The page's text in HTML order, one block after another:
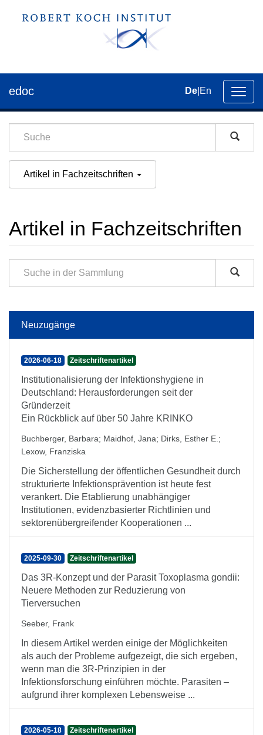
der
edoc De En
Artikel in Fachzeitschriften
Artikel in Fachzeitschriften
Neuzugänge
2026-06-18 Zeitschriftenartikel
Institutionalisierung der Infektionshygiene in
Deutschland: Herausforderungen seit der
Gründerzeit
Ein Rückblick auf über 50 Jahre KRINKO
Buchberger, Barbara; Maidhof, Jana; Dirks, Esther E. ;
Lexow, Franziska
Die Sicherstellung der öffentlichen Gesundheit durch
strukturierte Infektionsprävention ist heute fest
verankert. Die Etablierung unabhängiger
Institutionen, evidenzbasierter Richtlinien und
sektorenübergreifender Kooperationen ...
2025-09-30 Zeitschriftenartikel
Das 3R-Konzept und der Parasit Toxoplasma gondii:
Neuere Methoden zur Reduzierung von
Tierversuchen
Seeber, Frank
In diesem Artikel werden einige der Möglichkeiten
als auch der Probleme aufgezeigt, die sich ergeben,
wenn man die 3R-Prinzipien in der
Infektionsforschung einführen möchte. Parasiten –
aufgrund ihrer komplexen Lebensweise ...
2026-05-18 Zeitschriftenartikel